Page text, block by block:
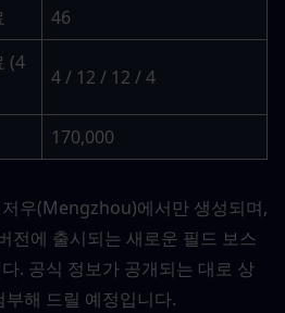
46
(4
4 / 12 / 12 / 4
170,000
우(Mengzhou)에서만 생성되며,
전에 출시되는 새로운 필드 보스
. 공식 정보가 공개되는 대로 상
해 드릴 예정입니다.